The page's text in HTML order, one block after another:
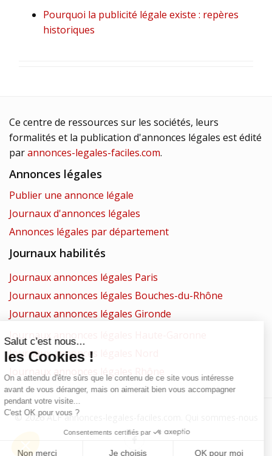
Pourquoi la publicité légale existe : repères
historiques
Ce centre de ressources sur les sociétés, leurs
formalités et la publication d'annonces légales est édité
parannonces-legales-faciles.com.
Annonces légales
Publier une annonce légale
Journaux d'annonces légales
Annonces légales par département
Journaux habilités
Journaux annonces légales Paris
Journaux annonces légales Bouches-du-Rhône
Journaux annonces légales Gironde
Journaux annonces légales Haute-Garonne
Journaux annonces légales Nord
Journaux annonces légales Rhône
© 2026 ALF annonces-legales-faciles.com.